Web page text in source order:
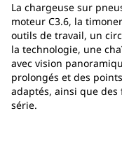
La chargeuse sur
moteur C3.6, la
outils de travail, un
la technologie, une
avec vision
prolongés et des
adaptés, ainsi que
série.